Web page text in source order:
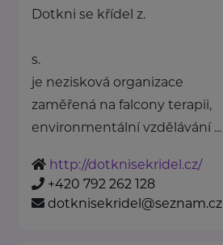
Dotkni se křídel z.
s.
je nezisková organizace
zaměřená na falcony terapii,
environmentální vzdělávání ...
http://dotknisekridel.cz/
+420 792 262 128
dotknisekridel@seznam.cz